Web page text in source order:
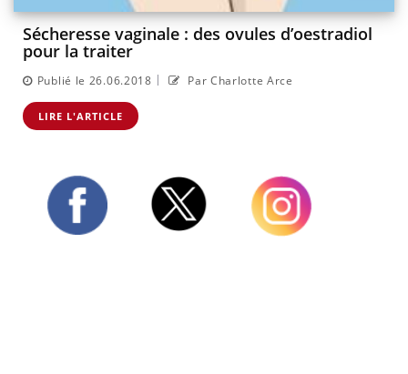
Sécheresse vaginale : des ovules d’oestradiol
pour la traiter
Publié le 26.06.2018 | Par Charlotte Arce
LIRE L'ARTICLE